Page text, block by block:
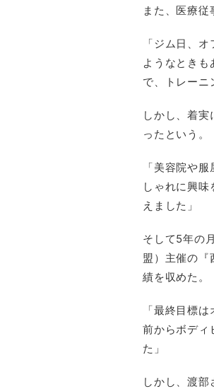
また、医療従
「ジム日、
ようなとき
で、トレーニ
しかし、着
ったという。
「美容院や
しゃれに興
えました」
そして5年の
盟）主催の
績を収めた。
「最終目標
前からボディ
た」
しかし、渡部